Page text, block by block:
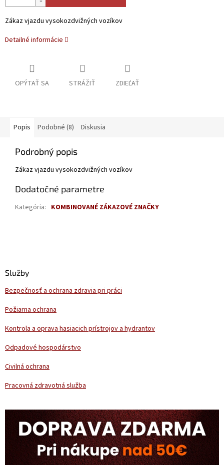
Zákaz vjazdu vysokozdvižných vozíkov
Detailné informácie
OPÝTAŤ SA STRÁŽIŤ ZDIEĽAŤ
Popis Podobné (8) Diskusia
Podrobný popis
Zákaz vjazdu vysokozdvižných vozíkov
Dodatočné parametre
Kategória: KOMBINOVANÉ ZÁKAZOVÉ ZNAČKY
Služby
Bezpečnosť a ochrana zdravia pri práci
Požiarna ochrana
Kontrola a oprava hasiacich prístrojov a hydrantov
Odpadové hospodárstvo
Civilná ochrana
Pracovná zdravotná služba